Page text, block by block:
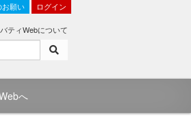
お願い ログイン
ティWebについて
へ